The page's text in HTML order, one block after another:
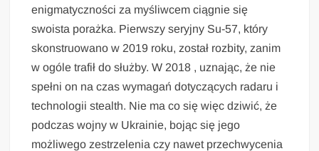
enigmatyczności za myśliwcem ciągnie się
swoista porażka. Pierwszy seryjny Su-57, który
skonstruowano w 2019 roku, został rozbity, zanim
w ogóle trafił do służby. W 2018 , uznając, że nie
spełni on na czas wymagań dotyczących radaru i
technologii stealth. Nie ma co się więc dziwić, że
podczas wojny w Ukrainie, bojąc się jego
możliwego zestrzelenia czy nawet przechwycenia